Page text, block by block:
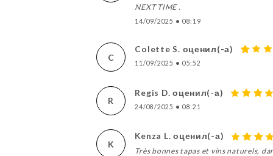
NEXT TIME .
14/09/2025 • 08:19
C
Colette S. оценил(-а)
11/09/2025 • 05:52
R
Regis D. оценил(-а)
24/08/2025 • 08:21
K
Kenza L. оценил(-а)
Très bonnes tapas et vins naturels,